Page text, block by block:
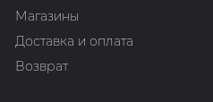
Магазины
Доставка и оплата
Возврат